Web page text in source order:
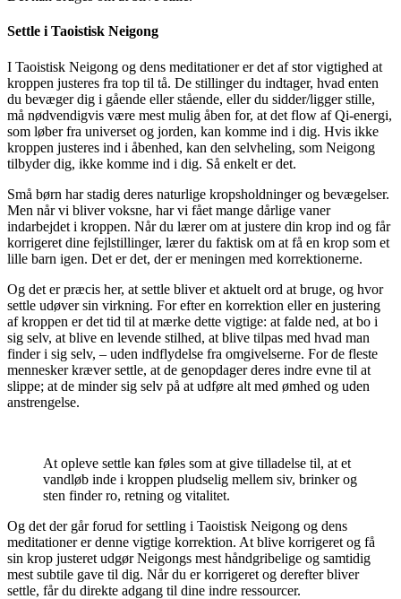
Settle i Taoistisk Neigong
I Taoistisk Neigong og dens meditationer er det af stor vigtighed at
kroppen justeres fra top til tå. De stillinger du indtager, hvad enten
du bevæger dig i gående eller stående, eller du sidder/ligger stille,
må nødvendigvis være mest mulig åben for, at det flow af Qi-energi,
som løber fra universet og jorden, kan komme ind i dig. Hvis ikke
kroppen justeres ind i åbenhed, kan den selvheling, som Neigong
tilbyder dig, ikke komme ind i dig. Så enkelt er det.
Små børn har stadig deres naturlige kropsholdninger og bevægelser.
Men når vi bliver voksne, har vi fået mange dårlige vaner
indarbejdet i kroppen. Når du lærer om at justere din krop ind og får
korrigeret dine fejlstillinger, lærer du faktisk om at få en krop som et
lille barn igen. Det er det, der er meningen med korrektionerne.
Og det er præcis her, at settle bliver et aktuelt ord at bruge, og hvor
settle udøver sin virkning. For efter en korrektion eller en justering
af kroppen er det tid til at mærke dette vigtige: at falde ned, at bo i
sig selv, at blive en levende stilhed, at blive tilpas med hvad man
finder i sig selv, – uden indflydelse fra omgivelserne. For de fleste
mennesker kræver settle, at de genopdager deres indre evne til at
slippe; at de minder sig selv på at udføre alt med ømhed og uden
anstrengelse.
At opleve settle kan føles som at give tilladelse til, at et
vandløb inde i kroppen pludselig mellem siv, brinker og
sten finder ro, retning og vitalitet.
Og det der går forud for settling i Taoistisk Neigong og dens
meditationer er denne vigtige korrektion. At blive korrigeret og få
sin krop justeret udgør Neigongs mest håndgribelige og samtidig
mest subtile gave til dig. Når du er korrigeret og derefter bliver
settle, får du direkte adgang til dine indre ressourcer.